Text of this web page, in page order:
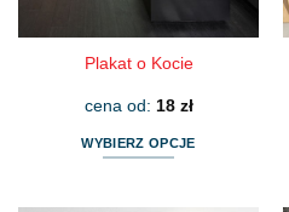
Plakat o Kocie
cena od: 18 zł
WYBIERZ OPCJE